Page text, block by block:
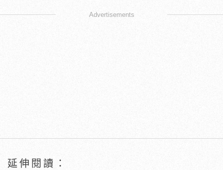
Advertisements
延伸閱讀：